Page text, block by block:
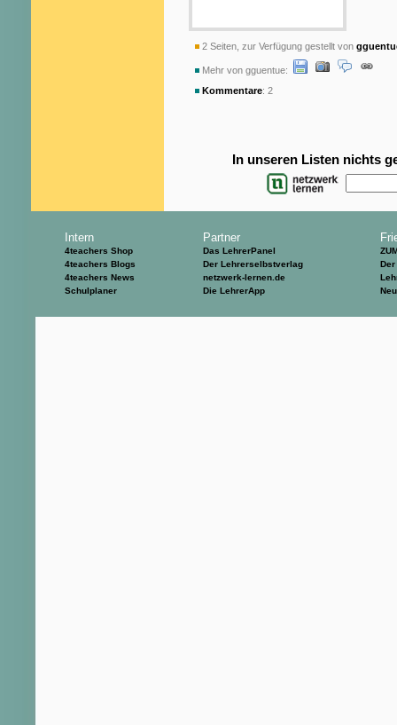
2 Seiten, zur Verfügung gestellt von
Mehr von gguentue:
Kommentare: 2
In unseren Listen nichts
Intern
4teachers Shop
4teachers Blogs
4teachers News
Schulplaner
Partner
Das LehrerPanel
Der Lehrerselbstverlag
netzwerk-lernen.de
Die LehrerApp